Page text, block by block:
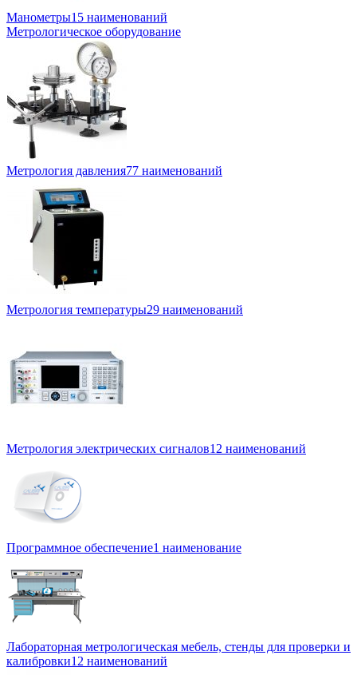
Манометры15 наименований
Метрологическое оборудование
Метрология давления77 наименований
Метрология температуры29 наименований
Метрология электрических сигналов12 наименований
Программное обеспечение1 наименование
Лабораторная метрологическая мебель, стенды для проверки и
калибровки12 наименований